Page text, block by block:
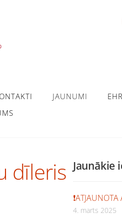
JAUNUMI
Jaunākie
4. marts 2025
dīleris